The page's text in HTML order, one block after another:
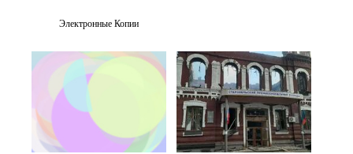
Электронные Копии